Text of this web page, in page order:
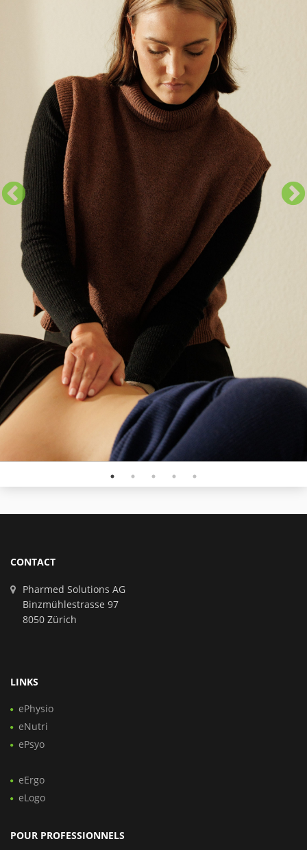
CONTACT
Pharmed Solutions AG
Binzmühlestrasse 97
8050 Zürich
LINKS
ePhysio
eNutri
ePsyo
eErgo
eLogo
POUR PROFESSIONNELS